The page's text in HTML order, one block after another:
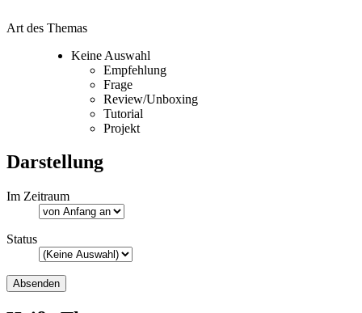
Art des Themas
Keine Auswahl
Empfehlung
Frage
Review/Unboxing
Tutorial
Projekt
Darstellung
Im Zeitraum
Status